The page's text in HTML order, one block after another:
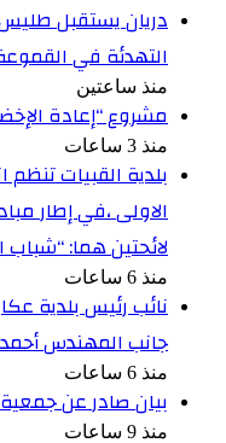
دريان يستقبل
التهدئة في
منذ ساعتين
مشروع “إعادة
منذ 3 ساعات
بلدية القبيات
لائحتين هما: “شباب
منذ 6 ساعات
نائب رئيس بلدية
جانب المهندس
منذ 6 ساعات
بيان صادر عن
منذ 9 ساعات